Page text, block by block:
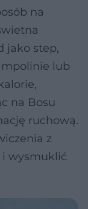
na
jako step,
lub
na Bosu
ruchową.
z
i wysmuklić